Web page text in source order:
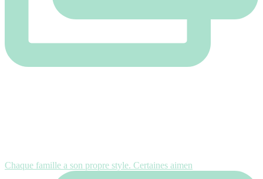
Chaque famille a son propre style. Certaines aimen